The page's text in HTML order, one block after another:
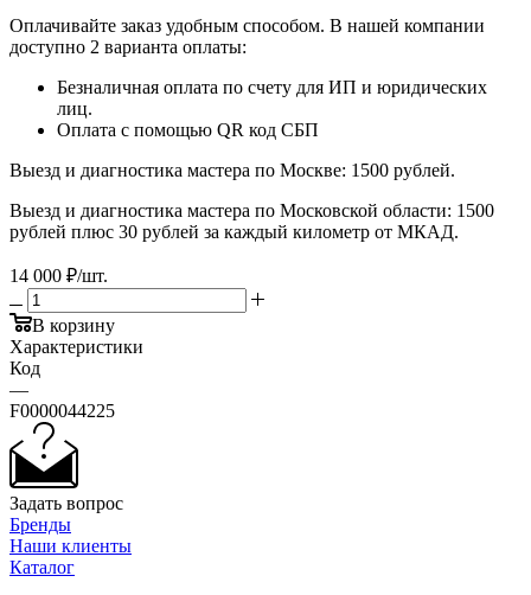
Оплачивайте заказ удобным способом. В нашей компании
доступно 2 варианта оплаты:
Безналичная оплата по счету для ИП и юридических
лиц.
Оплата с помощью QR код СБП
Выезд и диагностика мастера по Москве: 1500 рублей.
Выезд и диагностика мастера по Московской области: 1500
рублей плюс 30 рублей за каждый километр от МКАД.
14 000 ₽/шт.
В корзину
Характеристики
Код
—
F0000044225
Задать вопрос
Бренды
Наши клиенты
Каталог